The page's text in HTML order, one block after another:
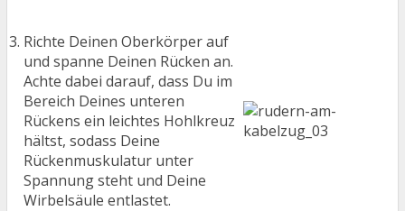
Richte Deinen Oberkörper auf
und spanne Deinen Rücken an.
Achte dabei darauf, dass Du im
Bereich Deines unteren
Rückens ein leichtes Hohlkreuz
hältst, sodass Deine
Rückenmuskulatur unter
Spannung steht und Deine
Wirbelsäule entlastet.